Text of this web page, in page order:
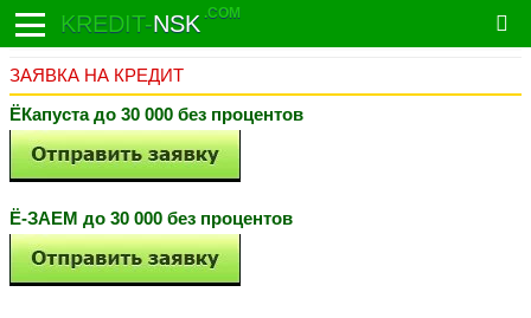
KREDIT-NSK .COM
ЗАЯВКА НА КРЕДИТ
ЁКапуста до 30 000 без процентов
Ё-ЗАЕМ до 30 000 без процентов